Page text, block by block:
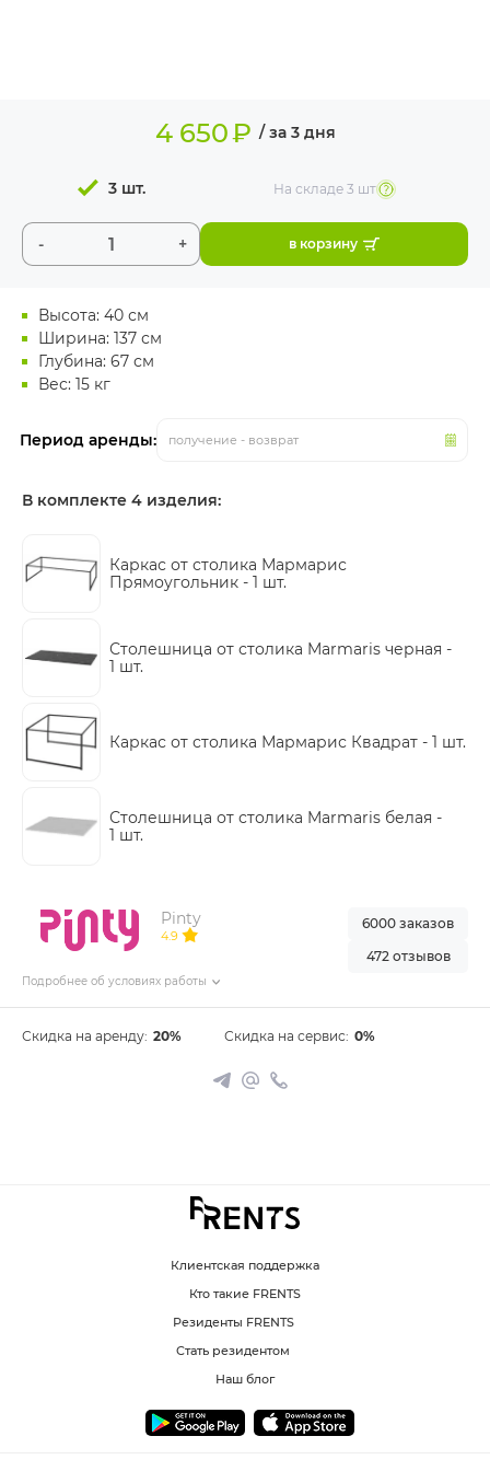
Высота: 40 см
Ширина: 137 см
Глубина: 67 см
Вес: 15 кг
Период аренды: получение - возврат
4 650₽ / за 3 дня
- +
3 шт. На складе 3 шт
в корзину
В комплекте 4 изделия:
Каркас от столика Мармарис
Прямоугольник - 1 шт.
Столешница от столика Marmaris черная -
1 шт.
Каркас от столика Мармарис Квадрат - 1 шт.
Столешница от столика Marmaris белая -
1 шт.
Pinty
4.9
Подробнее об условиях работы
6000 заказов
472 отзывов
Скидка на аренду: 20% Скидка на сервис: 0%
Клиентская поддержка
Кто такие FRENTS
Резиденты FRENTS
Стать резидентом
Наш блог